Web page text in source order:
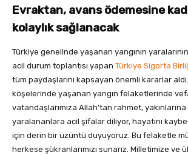
Evraktan, avans ödemesine
kolaylık sağlanacak
Türkiye genelinde yaşanan yangının yaralarının
acil durum toplantısı yapan Türkiye Sigorta
tüm paydaşlarını kapsayan önemli kararlar
köşelerinde yaşanan yangın felaketlerinde
vatandaşlarımıza Allah’tan rahmet, yakınlarına
yaralananlara acil şifalar diliyor, hayatını
için derin bir üzüntü duyuyoruz. Bu felaketle
herkese şükranlarımızı sunarız. Milletimize ve